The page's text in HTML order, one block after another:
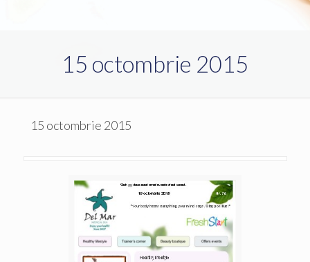
15 octombrie 2015
15 octombrie 2015